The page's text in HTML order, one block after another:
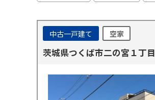
中古一戸建て 空家
茨城県つくば市二の宮１丁目